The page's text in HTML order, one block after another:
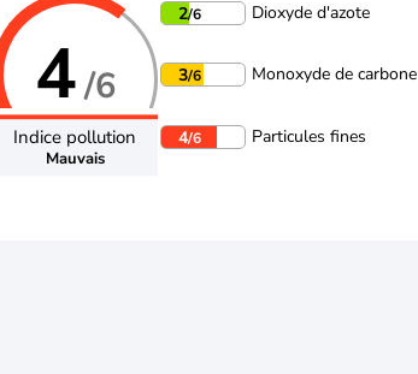
4/6
Indice pollution
Mauvais
2/6 Dioxyde d'azote
3/6 Monoxyde de carbone
4/6 Particules fines